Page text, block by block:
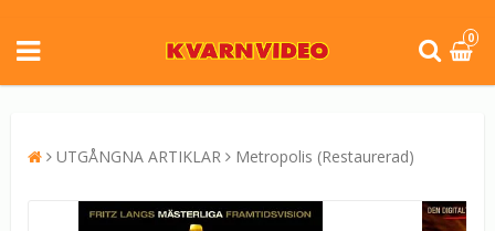
0
UTGÅNGNA ARTIKLAR Metropolis (Restaurerad)